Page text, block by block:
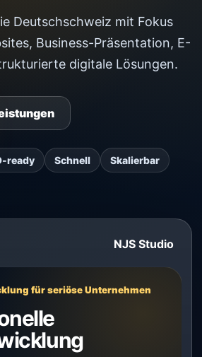
Deutschschweiz mit Fokus
Business-Präsentation, E-
digitale Lösungen.
ready Schnell Skalierbar
NJS Studio
für seriöse Unternehmen